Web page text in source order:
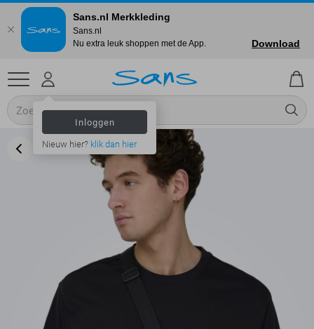
Inloggen
Nieuw hier? klik dan hier
Sans.nl Merkkleding
Sans.nl
Nu extra leuk shoppen met de App.
Download